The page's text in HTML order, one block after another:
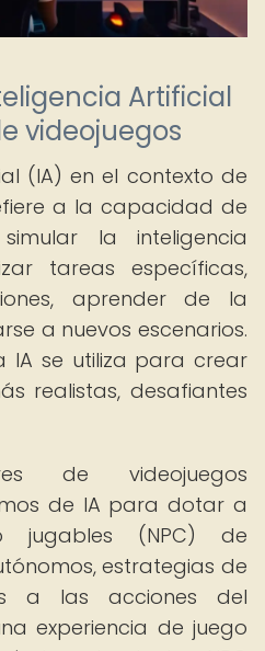
Artificial
videojuegos
(IA) en el contexto de
a la capacidad de
la inteligencia
tareas específicas,
aprender de la
a nuevos escenarios.
IA se utiliza para crear
realistas, desafiantes
de videojuegos
de IA para dotar a
jugables (NPC) de
estrategias de
a las acciones del
experiencia de juego